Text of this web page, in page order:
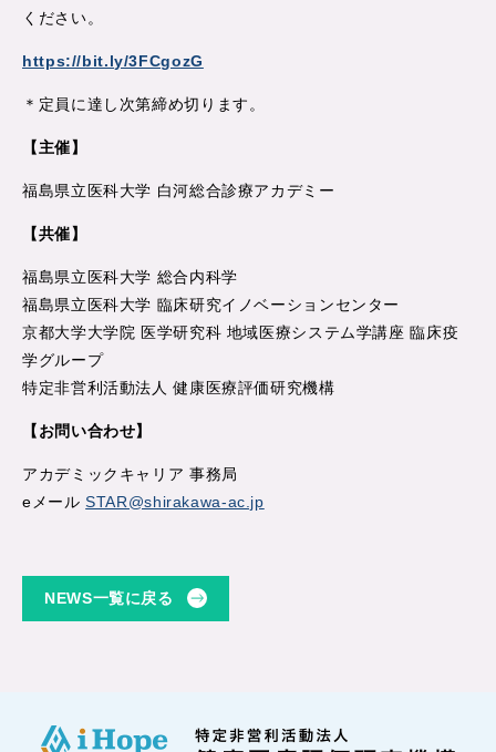
ください。
https://bit.ly/3FCgozG
＊定員に達し次第締め切ります。
【主催】
福島県立医科大学 白河総合診療アカデミー
【共催】
福島県立医科大学 総合内科学
福島県立医科大学 臨床研究イノベーションセンター
京都大学大学院 医学研究科 地域医療システム学講座 臨床疫
学グループ
特定非営利活動法人 健康医療評価研究機構
【お問い合わせ】
アカデミックキャリア 事務局
eメールSTAR@shirakawa-ac.jp
NEWS一覧に戻る